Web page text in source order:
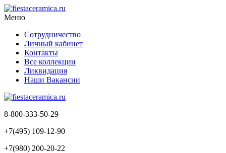
Меню
Сотрудничество
Личный кабинет
Контакты
Все коллекции
Ликвидация
Наши Вакансии
8-800-333-50-29
+7(495) 109-12-90
+7(980) 200-20-22